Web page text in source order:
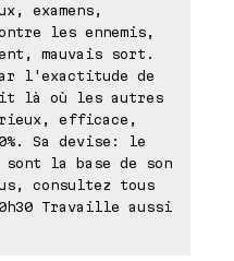
examens,
les ennemis,
mauvais sort.
l'exactitude de
là où les autres
efficace,
Sa devise: le
la base de son
consultez tous
Travaille aussi